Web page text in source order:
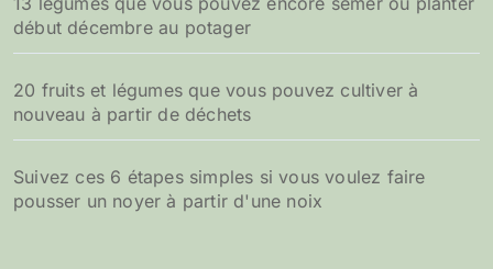
début décembre au potager
20 fruits et légumes que vous pouvez cultiver à
nouveau à partir de déchets
Suivez ces 6 étapes simples si vous voulez faire
pousser un noyer à partir d'une noix